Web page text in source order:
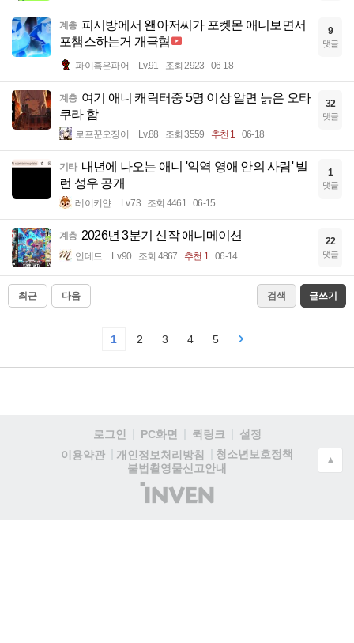
계층 피시방에서 왠아저씨가 포켓몬 애니보면서
포챔스하는거 개극혐
파이혹은파어 Lv.91 조회 2923 06-18
9
댓글
계층 여기 애니 캐릭터중 5명 이상 알면 늙은 오타
쿠라 함
로프꾼오징어 Lv.88 조회 3559 추천 1 06-18
32
댓글
기타 내년에 나오는 애니 '악역 영애 안의 사람' 빌
런 성우 공개
레이키얀 Lv.73 조회 4461 06-15
1
댓글
계층 2026년 3분기 신작 애니메이션
언데드 Lv.90 조회 4867 추천 1 06-14
22
댓글
최근 다음 검색 글쓰기
1 2 3 4 5
로그인 PC화면 퀵링크
설정
이용약관
개인정보처리방침
청소년보호정책
불법촬영물신고안내
(주)
인
▲